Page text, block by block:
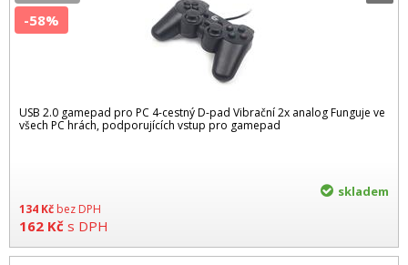
USB 2.0 gamepad pro PC 4-cestný D-pad Vibrační 2x analog Funguje ve
všech PC hrách, podporujících vstup pro gamepad
134 Kč bez DPH
162 Kč s DPH
-58%
skladem